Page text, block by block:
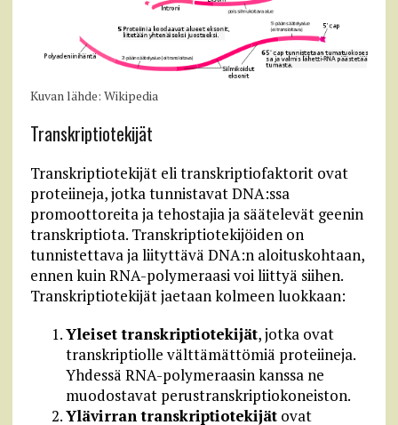
Kuvan lähde: Wikipedia
Transkriptiotekijät
Transkriptiotekijät eli transkriptiofaktorit ovat
proteiineja, jotka tunnistavat DNA:ssa
promoottoreita ja tehostajia ja säätelevät geenin
transkriptiota. Transkriptiotekijöiden on
tunnistettava ja liityttävä DNA:n aloituskohtaan,
ennen kuin RNA-polymeraasi voi liittyä siihen.
Transkriptiotekijät jaetaan kolmeen luokkaan:
Yleiset transkriptiotekijät, jotka ovat
transkriptiolle välttämättömiä proteiineja.
Yhdessä RNA-polymeraasin kanssa ne
muodostavat perustranskriptiokoneiston.
Ylävirran transkriptiotekijätovat